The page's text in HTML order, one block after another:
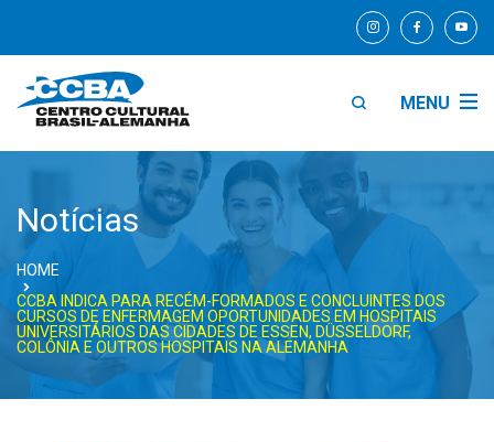
MENU
Notícias
HOME
CCBA INDICA PARA RECÉM-FORMADOS E CONCLUINTES DOS
CURSOS DE ENFERMAGEM OPORTUNIDADES EM HOSPITAIS
UNIVERSITÁRIOS DAS CIDADES DE ESSEN, DÜSSELDORF,
COLÔNIA E OUTROS HOSPITAIS NA ALEMANHA